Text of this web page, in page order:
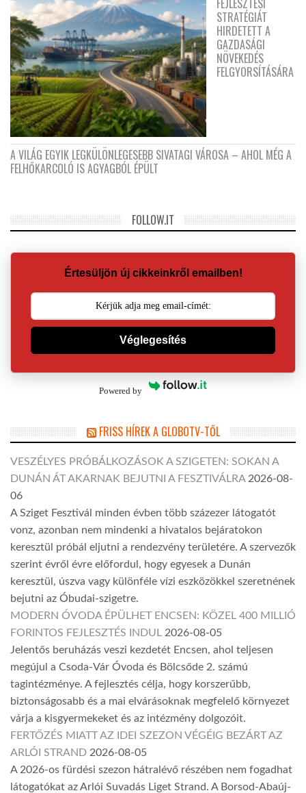
FEJLESZTÉSI
STRATÉGIÁT
HIRDETETT A
GAZDASÁGI
NÖVEKEDÉS
FELGYORSÍTÁSÁRA
A VILÁG EGYIK LEGKÜLÖNLEGESEBB SIVATAGI VÁROSA – AHOL MÉG A
FELHŐKARCOLÓ IS AGYAGBÓL ÉPÜLT
FOLLOW.IT
Értesüljön új cikkeinkről emailben!
Véglegesítés
Powered by
FRISS HÍREK A GLOBOTV-TŐL
VESZÉLYES PRÓBÁLKOZÁSOK A SZIGETEN: SOKAN A
DUNÁN ÁT AKARNAK BEJUTNI A FESZTIVÁLRA 2026-08-
06
A Sziget Fesztivál minden évben több százezer látogatót
vonz, azonban nem mindenki a hivatalos bejáratokon
keresztül próbál eljutni a rendezvény területére. A szervezők
szerint évről évre előfordul, hogy egyesek a Dunán
keresztül, úszva vagy különféle vízi eszközökkel szeretnének
bejutni az Óbudai-szigetre.
MODERN ÓVODA ÉPÜLHET ENCSEN: KÖZEL 400 MILLIÓ
FORINTOS FEJLESZTÉS INDUL 2026-08-05
Jelentős beruházás veszi kezdetét Encsen, ahol teljesen
megújul a Csoda-Vár Óvoda és Bölcsőde 2. számú
tagintézménye. A fejlesztés célja, hogy korszerűbb,
biztonságosabb és a mai elvárásoknak megfelelő környezet
várja a kisgyermekeket és az intézmény dolgozóit.
FERTŐZÉS MIATT AZ IDEI SZEZON VÉGÉIG BEZÁRT AZ
ARLÓI STRAND 2026-08-05
A 2026-os fürdési szezon hátralévő részében nem fogadhat
látogatókat az Arlói Suvadás Liget Strand. A Borsod-Abaúj-